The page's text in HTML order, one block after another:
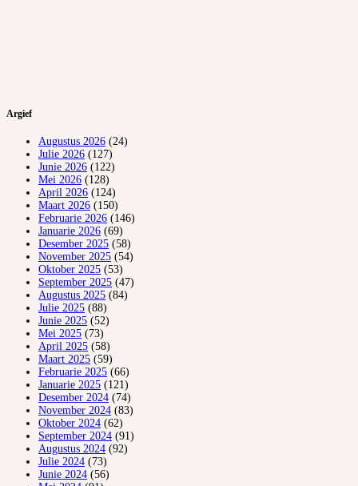
Argief
Augustus 2026 (24)
Julie 2026 (127)
Junie 2026 (122)
Mei 2026 (128)
April 2026 (124)
Maart 2026 (150)
Februarie 2026 (146)
Januarie 2026 (69)
Desember 2025 (58)
November 2025 (54)
Oktober 2025 (53)
September 2025 (47)
Augustus 2025 (84)
Julie 2025 (88)
Junie 2025 (52)
Mei 2025 (73)
April 2025 (58)
Maart 2025 (59)
Februarie 2025 (66)
Januarie 2025 (121)
Desember 2024 (74)
November 2024 (83)
Oktober 2024 (62)
September 2024 (91)
Augustus 2024 (92)
Julie 2024 (73)
Junie 2024 (56)